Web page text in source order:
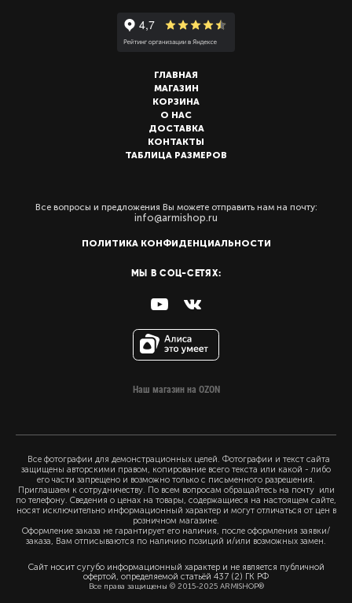
ГЛАВНАЯ
МАГАЗИН
КОРЗИНА
О НАС
ДОСТАВКА
КОНТАКТЫ
ТАБЛИЦА РАЗМЕРОВ
Все вопросы и предложения Вы можете отправить нам на почту:
info@armishop.ru
ПОЛИТИКА КОНФИДЕНЦИАЛЬНОСТИ
МЫ В СОЦ-СЕТЯХ:
Наш магазин на OZON
Все фотографии для демонстрационных целей. Фотографии и текст сайта
защищены авторскими правом, копирование всего текста или какой - либо
его части запрещено и возможно только с письменного разрешения.
Приглашаем к сотрудничеству. По всем вопросам обращайтесь на почту или
по телефону. Сведения о ценах на товары, содержащиеся на настоящем сайте,
носят исключительно информационный характер и могут отличаться от цен в
розничном магазине.
Оформление заказа не гарантирует его наличия, после оформления заявки/
заказа, Вам отписываются по наличию позиций и/или возможных замен.
Сайт носит сугубо информационный характер и не является публичной
офертой, определяемой статьёй 437 (2) ГК РФ
Все права защищены © 2015-2025 ARMISHOP®